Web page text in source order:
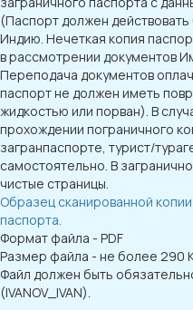
(Паспорт должен
Индию. Нечеткая копия
в рассмотрении документов
Переподача документов
паспорт не должен иметь
жидкостью или порван). В
прохождении пограничного
загранпаспорте, турист/
самостоятельно. В
чистые страницы.
Образец сканированной
паспорта.
Формат файла - PDF
Размер файла - не более 290
Файл должен быть
(IVANOV_IVAN).